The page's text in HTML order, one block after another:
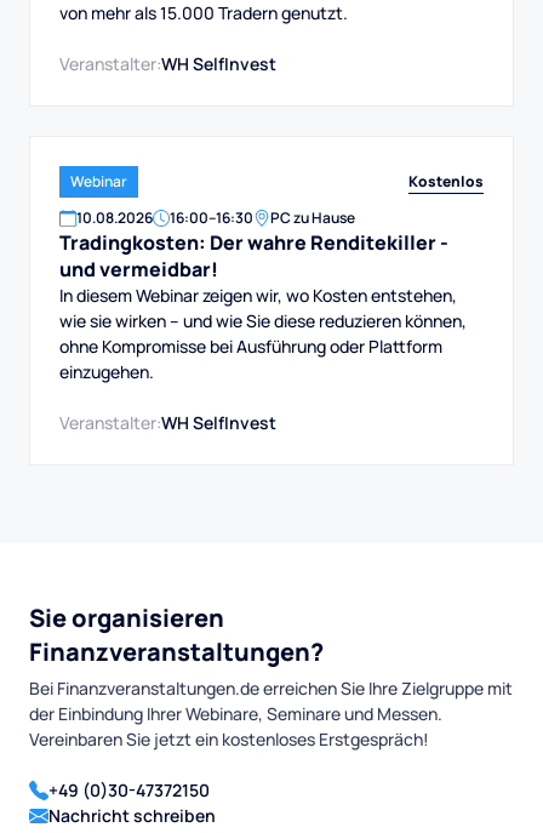
von mehr als 15.000 Tradern genutzt.
Veranstalter:WH SelfInvest
Webinar
Kostenlos
10.08.2026 16:00–16:30 PC zu Hause
Tradingkosten: Der wahre Renditekiller -
und vermeidbar!
In diesem Webinar zeigen wir, wo Kosten entstehen,
wie sie wirken – und wie Sie diese reduzieren können,
ohne Kompromisse bei Ausführung oder Plattform
einzugehen.
Veranstalter:WH SelfInvest
Sie organisieren
Finanzveranstaltungen?
Bei Finanzveranstaltungen.de erreichen Sie Ihre Zielgruppe mit
der Einbindung Ihrer Webinare, Seminare und Messen.
Vereinbaren Sie jetzt ein kostenloses Erstgespräch!
+49 (0)30-47372150
Nachricht schreiben